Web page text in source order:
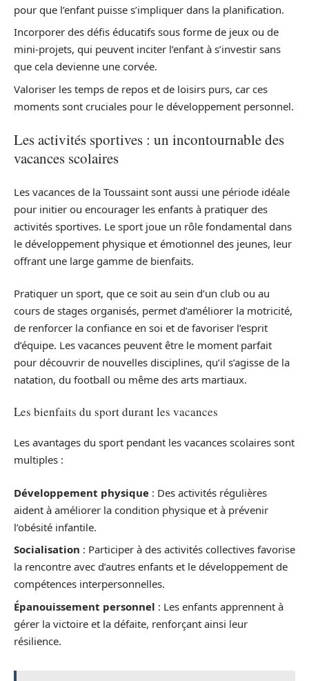
pour que l’enfant puisse s’impliquer dans la planification.
Incorporer des défis éducatifs sous forme de jeux ou de
mini-projets, qui peuvent inciter l’enfant à s’investir sans
que cela devienne une corvée.
Valoriser les temps de repos et de loisirs purs, car ces
moments sont cruciales pour le développement personnel.
Les activités sportives : un incontournable des
vacances scolaires
Les vacances de la Toussaint sont aussi une période idéale
pour initier ou encourager les enfants à pratiquer des
activités sportives. Le sport joue un rôle fondamental dans
le développement physique et émotionnel des jeunes, leur
offrant une large gamme de bienfaits.
Pratiquer un sport, que ce soit au sein d’un club ou au
cours de stages organisés, permet d’améliorer la motricité,
de renforcer la confiance en soi et de favoriser l’esprit
d’équipe. Les vacances peuvent être le moment parfait
pour découvrir de nouvelles disciplines, qu’il s’agisse de la
natation, du football ou même des arts martiaux.
Les bienfaits du sport durant les vacances
Les avantages du sport pendant les vacances scolaires sont
multiples :
Développement physique : Des activités régulières
aident à améliorer la condition physique et à prévenir
l’obésité infantile.
Socialisation : Participer à des activités collectives favorise
la rencontre avec d’autres enfants et le développement de
compétences interpersonnelles.
Épanouissement personnel : Les enfants apprennent à
gérer la victoire et la défaite, renforçant ainsi leur
résilience.